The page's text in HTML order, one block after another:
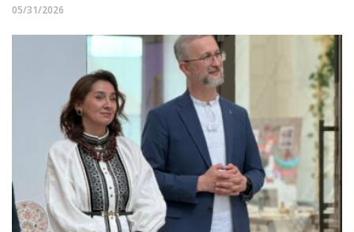
05/31/2026